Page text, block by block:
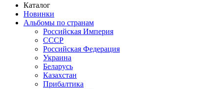
Каталог
Новинки
Альбомы по странам
Российская Империя
СССР
Российская Федерация
Украина
Беларусь
Казахстан
Прибалтика